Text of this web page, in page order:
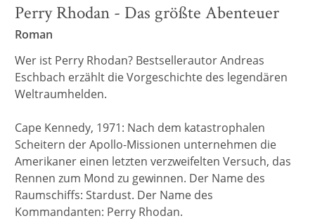
Perry Rhodan - Das größte Abenteuer
Roman
Wer ist Perry Rhodan? Bestsellerautor Andreas
Eschbach erzählt die Vorgeschichte des legendären
Weltraumhelden.
Cape Kennedy, 1971: Nach dem katastrophalen
Scheitern der Apollo-Missionen unternehmen die
Amerikaner einen letzten verzweifelten Versuch, das
Rennen zum Mond zu gewinnen. Der Name des
Raumschiffs: Stardust. Der Name des
Kommandanten: Perry Rhodan.